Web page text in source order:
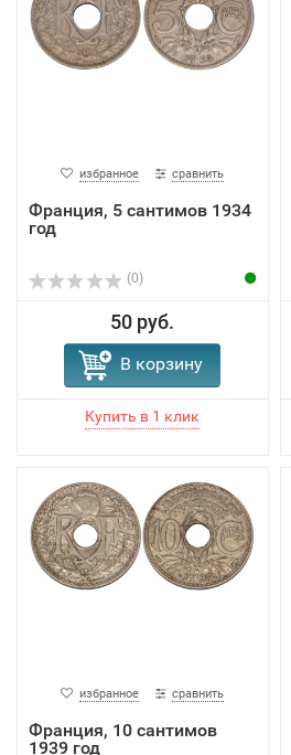
избранное сравнить
Франция, 5 сантимов 1934
год
(0)
50 руб.
В корзину
избранное сравнить
Франция, 10 сантимов
1939 год